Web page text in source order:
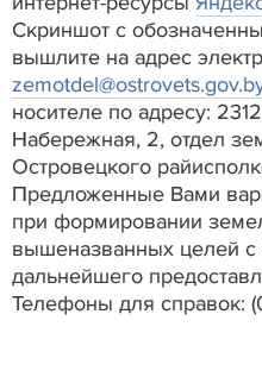
Скриншот с
вышлите на адрес
носителе по адресу:
Набережная, 2, отдел
Островецкого
Предложенные Вами
при формировании
вышеназванных целей
дальнейшего
Телефоны для справок: